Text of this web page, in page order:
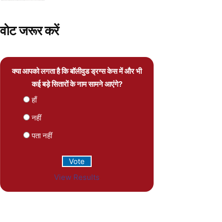
वोट जरूर करें
क्या आपको लगता है कि बॉलीवुड ड्रग्स केस में और भी
कई बड़े सितारों के नाम सामने आएंगे?
हाँ
नहीं
पता नहीं
View Results